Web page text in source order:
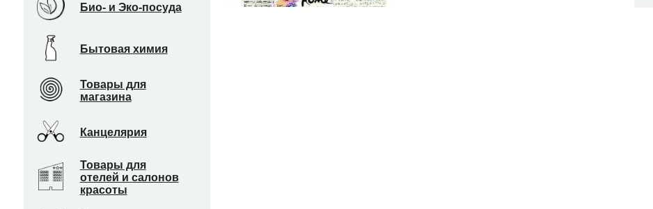
Био- и Эко-посуда
Бытовая химия
Товары для
магазина
Канцелярия
Товары для
отелей и салонов
красоты